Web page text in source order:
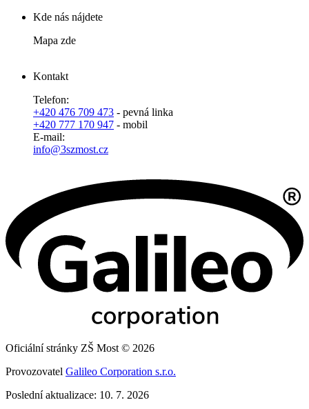
Kde nás nájdete
Mapa zde
Kontakt
Telefon:
+420 476 709 473 - pevná linka
+420 777 170 947 - mobil
E-mail:
info@3szmost.cz
Oficiální stránky ZŠ Most © 2026
Provozovatel Galileo Corporation s.r.o.
Poslední aktualizace: 10. 7. 2026